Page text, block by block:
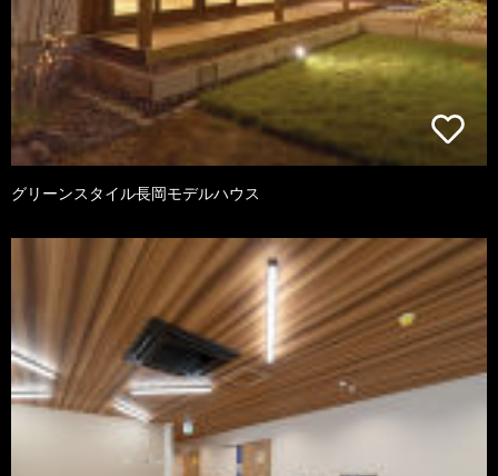
グリーンスタイル長岡モデルハウス